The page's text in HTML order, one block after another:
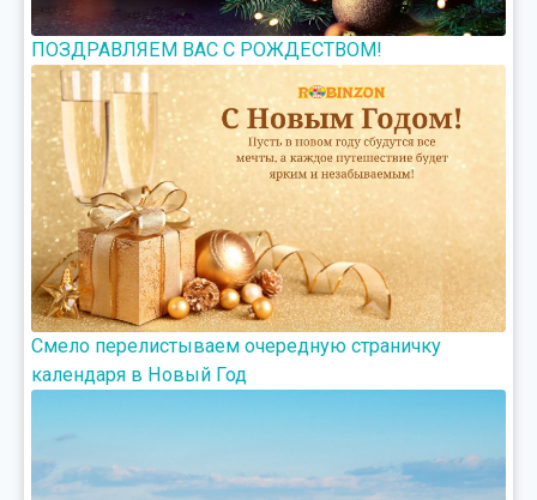
ПОЗДРАВЛЯЕМ ВАС С РОЖДЕСТВОМ!
Смело перелистываем очередную страничку
календаря в Новый Год